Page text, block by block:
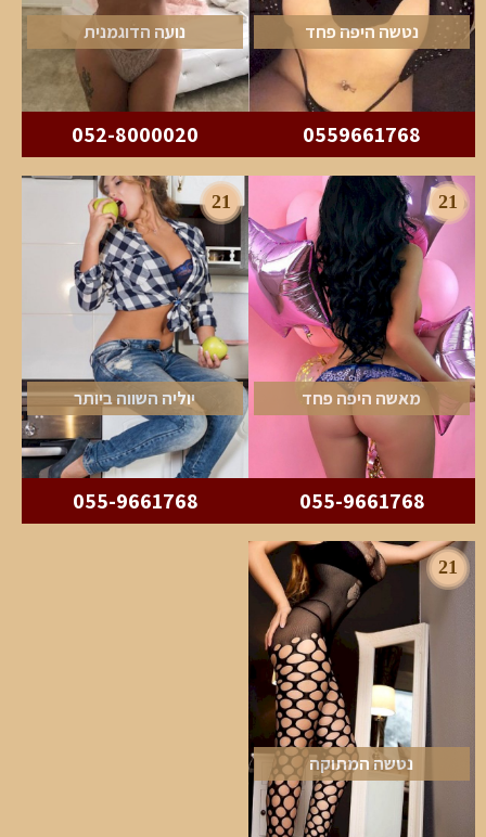
נטשה היפה פחד
0559661768
נועה הדוגמנית
052-8000020
21
מאשה היפה פחד
055-9661768
21
יוליה השווה ביותר
055-9661768
21
נטשה המתוקה